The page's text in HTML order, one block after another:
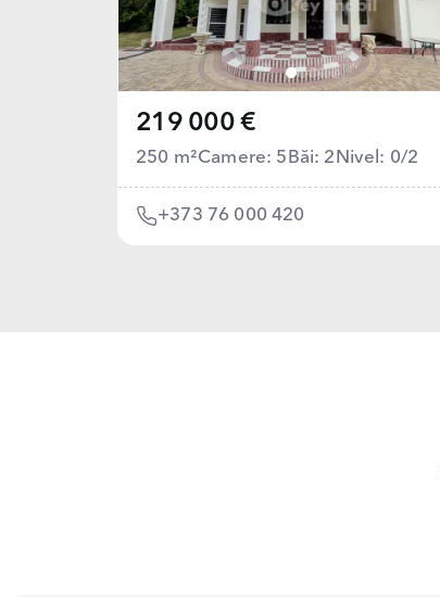
219 000 €
250 m²Camere: 5 Băi: 2 Nivel: 0/2
+373 76 000 420